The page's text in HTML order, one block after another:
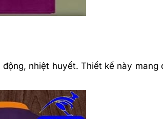
nhiệt huyết. Thiết kế này